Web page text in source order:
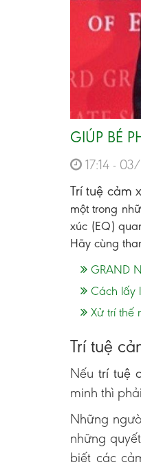
GIÚP BÉ
17:14 -
Trí tuệ cảm
một trong
xúc (EQ)
Hãy cùng
GRAND
Cách lấy
Xử trí thế
Trí tuệ
Nếu trí tuệ
minh thì
Những
những
biết các